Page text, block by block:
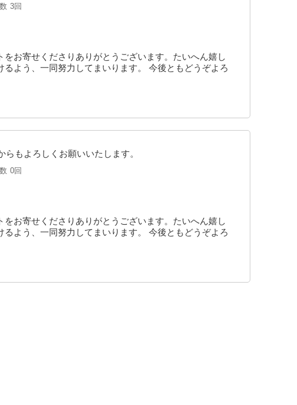
3回
お寄せくださりありがとうございます。たいへん嬉し
よう、一同努力してまいります。 今後ともどうぞよろ
もよろしくお願いいたします。
0回
お寄せくださりありがとうございます。たいへん嬉し
よう、一同努力してまいります。 今後ともどうぞよろ